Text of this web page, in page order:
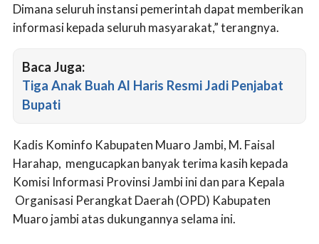
Dimana seluruh instansi pemerintah dapat memberikan
informasi kepada seluruh masyarakat,” terangnya.
Baca Juga:
Tiga Anak Buah Al Haris Resmi Jadi Penjabat
Bupati
Kadis Kominfo Kabupaten Muaro Jambi, M. Faisal
Harahap, mengucapkan banyak terima kasih kepada
Komisi Informasi Provinsi Jambi ini dan para Kepala
Organisasi Perangkat Daerah (OPD) Kabupaten
Muaro jambi atas dukungannya selama ini.